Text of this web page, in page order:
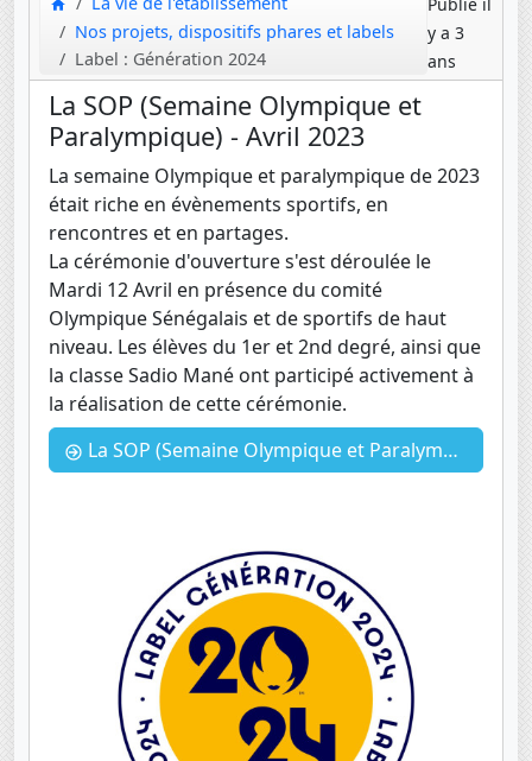
Nos projets, dispositifs phares et labels
Label : Génération 2024
Publié il
y a 3
ans
La SOP (Semaine Olympique et
Paralympique) - Avril 2023
La semaine Olympique et paralympique de 2023
était riche en évènements sportifs, en
rencontres et en partages.
La cérémonie d'ouverture s'est déroulée le
Mardi 12 Avril en présence du comité
Olympique Sénégalais et de sportifs de haut
niveau. Les élèves du 1er et 2nd degré, ainsi que
la classe Sadio Mané ont participé activement à
la réalisation de cette cérémonie.
La SOP (Semaine Olympique et Paralympique) - Avril 2023